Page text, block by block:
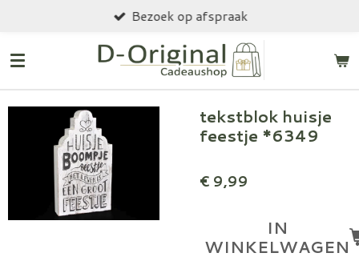
naar
hoofdinhoud
Bezoek op afspraak
tekstblok huisje
feestje *6349
€ 9,99
IN
WINKELWAGEN